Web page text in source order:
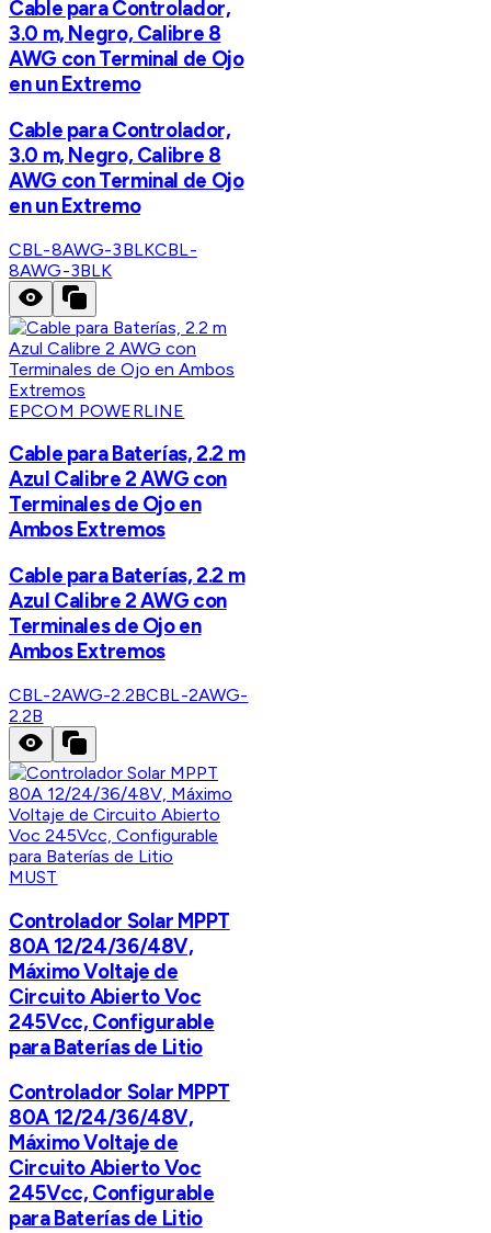
Cable para Controlador,
3.0 m, Negro, Calibre 8
AWG con Terminal de Ojo
en un Extremo
Cable para Controlador,
3.0 m, Negro, Calibre 8
AWG con Terminal de Ojo
en un Extremo
CBL-8AWG-3BLKCBL-
8AWG-3BLK
EPCOM POWERLINE
Cable para Baterías, 2.2 m
Azul Calibre 2 AWG con
Terminales de Ojo en
Ambos Extremos
Cable para Baterías, 2.2 m
Azul Calibre 2 AWG con
Terminales de Ojo en
Ambos Extremos
CBL-2AWG-2.2BCBL-2AWG-
2.2B
MUST
Controlador Solar MPPT
80A 12/24/36/48V,
Máximo Voltaje de
Circuito Abierto Voc
245Vcc, Configurable
para Baterías de Litio
Controlador Solar MPPT
80A 12/24/36/48V,
Máximo Voltaje de
Circuito Abierto Voc
245Vcc, Configurable
para Baterías de Litio